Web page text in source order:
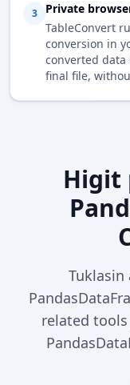
3
Private
TableConvert
conversion in
converted
final file,
Higit
Tuklasin
related tools